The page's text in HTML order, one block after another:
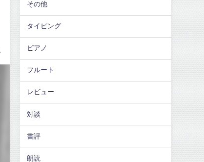
その他
タイピング
ピアノ
フルート
レビュー
対談
書評
朗読